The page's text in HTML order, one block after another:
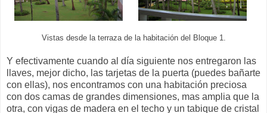
Vistas desde la terraza de la habitación del Bloque 1.
Y efectivamente cuando al día siguiente nos entregaron las
llaves, mejor dicho, las tarjetas de la puerta (puedes bañarte
con ellas), nos encontramos con una habitación preciosa
con dos camas de grandes dimensiones, mas amplia que la
otra, con vigas de madera en el techo y un tabique de cristal